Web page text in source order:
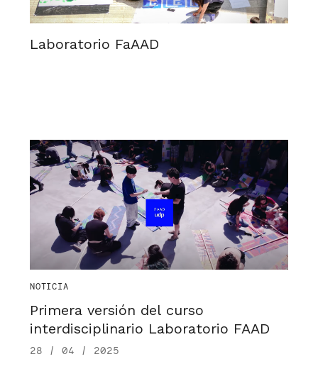
Laboratorio FaAAD
NOTICIA
Primera versión del curso
interdisciplinario Laboratorio FAAD
28 / 04 / 2025